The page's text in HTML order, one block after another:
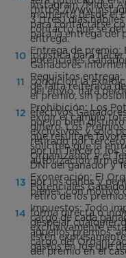
Instagram /Midea
(https://
momento desde el
3 (tres) días
para contactarse
contacto que se
para la entrega del
entrega.
Entrega de premio:
logística para
potenciales
Ganadores
Requisitos entrega:
condición la
de falta reiterada
del envío, hará
el premio, sin
Prohibición: Los
efectivos
exigir el cambio
por un bien
dinero. Los
exclusivos; y sólo
que resultare
retirado por
soliciten que la
por un Tercero, los
Organizador, y el
autorización
DNI del ganador y
Exoneración: El
por los daños y
Potenciales
bienes, con motivo
retiro de los
Impuestos: Todo
forma directa o
cargo de cada
despejar cualquier
exclusivamente
aquellos premios,
estén
cargo del
gastos en los que
del premio en el